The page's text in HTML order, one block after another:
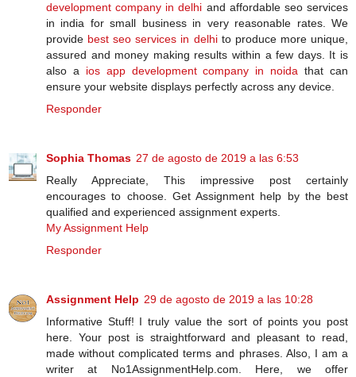
development company in delhi and affordable seo services
in india for small business in very reasonable rates. We
provide best seo services in delhito produce more unique,
assured and money making results within a few days. It is
also a ios app development company in noida that can
ensure your website displays perfectly across any device.
Responder
Sophia Thomas 27 de agosto de 2019 a las 6:53
Really Appreciate, This impressive post certainly
encourages to choose. Get Assignment help by the best
qualified and experienced assignment experts.
My Assignment Help
Responder
Assignment Help 29 de agosto de 2019 a las 10:28
Informative Stuff! I truly value the sort of points you post
here. Your post is straightforward and pleasant to read,
made without complicated terms and phrases. Also, I am a
writer at No1AssignmentHelp.com. Here, we offer